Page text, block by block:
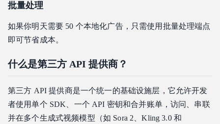
批量处理
如果你明天需要 50 个本地化广告，只需使用批量处理端点
即可节省成本。
什么是第三方 API 提供商？
第三方 API 提供商是一个统一的基础设施层，它允许开发
者使用单个 SDK、一个 API 密钥和合并账单，访问、串联
并在多个生成式视频模型（如 Sora 2、Kling 3.0 和